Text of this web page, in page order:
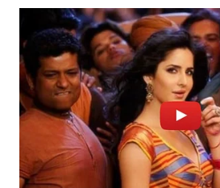
ID
WAHANANEWS
CO ID
WAHANANEWS
NET
WAHANA